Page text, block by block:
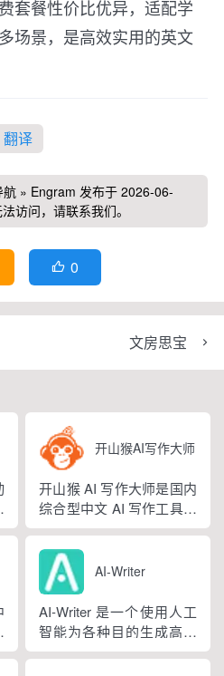
套餐性价比优异，适配学
场景，是高效实用的英文
翻译
航 » Engram 发布于 2026-06-
访问，请联系我们。
 0
文房思宝
开山猴AI写作大师
开山猴 AI 写作大师是国内
综合型中文 AI 写作工具，
融合二十年专业内容创作
方法论与自研大模型算
法，大幅降低 AI 使用门
槛，无需专业提示词技巧
即可产出高质量文稿。平
台覆盖 20 余个行业领域、
279 种写作体裁，配备 20
AI-Writer
AI-Writer 是一个使用人工
智能为各种目的生成高质
量和相关内容的平台。无